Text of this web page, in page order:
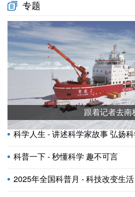
专题
跟着记者去南
科学人生 - 讲述科学家故事 弘扬
科普一下 - 秒懂科学 趣不可言
2025年全国科普月 - 科技改变生